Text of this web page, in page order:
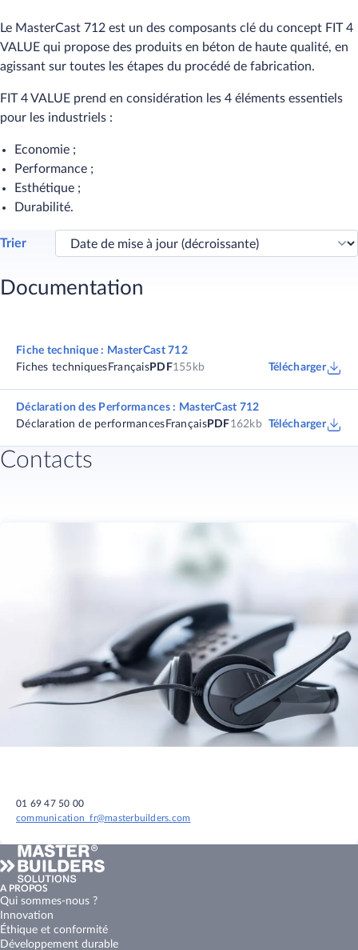
Le MasterCast 712 est un des composants clé du concept FIT 4
VALUE qui propose des produits en béton de haute qualité, en
agissant sur toutes les étapes du procédé de fabrication.
FIT 4 VALUE prend en considération les 4 éléments essentiels
pour les industriels :
Economie ;
Performance ;
Esthétique ;
Durabilité.
Trier
Documentation
Fiche technique : MasterCast 712
Fiches techniques Français PDF155kb Télécharger
Déclaration des Performances : MasterCast 712
Déclaration de performances FrançaisPDF162kb Télécharger
Contacts
01 69 47 50 00
communication_fr@masterbuilders.com
A PROPOS
Qui sommes-nous ?
Innovation
Éthique et conformité
Développement durable